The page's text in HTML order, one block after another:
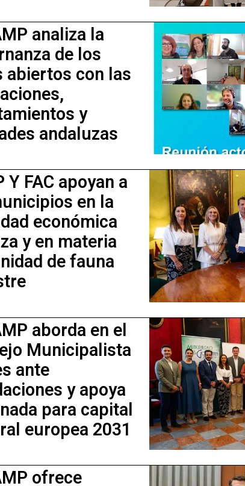
analiza la
de los
abiertos con las
y
andaluzas
Y FAC apoyan a
en la
económica
y en materia
de fauna
aborda en el
Municipalista
ante
y apoya
para capital
europea 2031
ofrece